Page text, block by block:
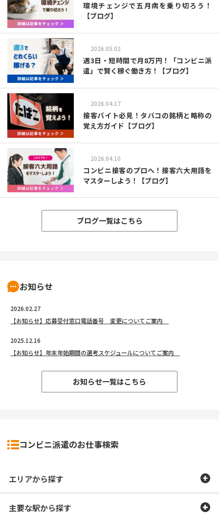
環境チェンジで五月病を乗り切ろう！
【ブログ】
2026.05.02
週3日・短時間で月8万円！「コンビニ派
遣」で賢く稼ぐ働き方！【ブログ】
2026.04.17
接客バイト必見！タバコの銘柄と略称の
覚え方ガイド【ブログ】
2026.04.10
コンビニ接客のプロへ！接客六大用語を
マスターしよう！【ブログ】
ブログ一覧はこちら
お知らせ
2026.02.27
【お知らせ】応募受付窓口電話番号 変更についてご案内
2025.12.16
【お知らせ】年末年始期間の選考スケジュールについてご案内
お知らせ一覧はこちら
コンビニ派遣のお仕事検索
エリアから探す
主要な駅から探す